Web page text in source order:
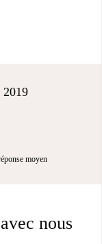
2019
moyen
nous